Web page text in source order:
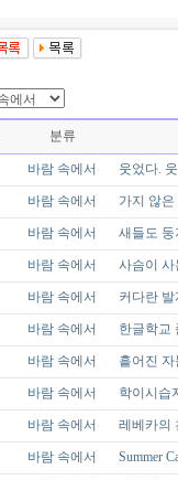
분류
바람 속에서 웃었다.
바람 속에서 가지 않은
바람 속에서 새들도
바람 속에서 사슴이 사
바람 속에서 커다란 발
바람 속에서 한글학교
바람 속에서 흩어진
바람 속에서 학이시습
바람 속에서 레베카의
바람 속에서 Summer